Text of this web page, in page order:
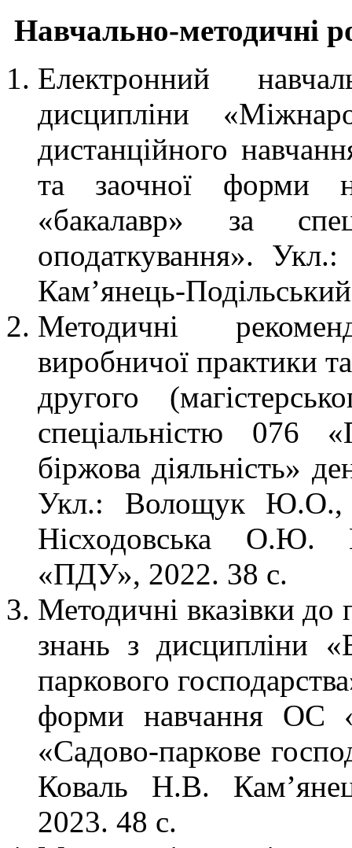
Навчально-методичні
Електронний
дисципліни
дистанційного
та заочної форми
«бакалавр» за
оподаткування».
Кам’янець-
Методичні
виробничої практики
другого
спеціальністю 076
біржова діяльність»
Укл.: Волощук Ю.О.,
Нісходовська О.Ю.
«ПДУ», 2022. 38 с.
Методичні вказівки до
знань з дисципліни
паркового
форми навчання ОС
«Садово-паркове
Коваль Н.В.
2023. 48 с.